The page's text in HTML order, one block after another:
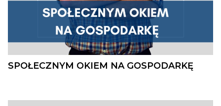
SPOŁECZNYM OKIEM NA GOSPODARKĘ